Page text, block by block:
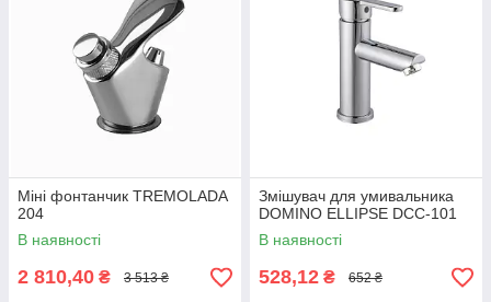
Міні фонтанчик TREMOLADA
204
В наявності
2 810,40 ₴ 3 513 ₴
Змішувач для умивальника
DOMINO ELLIPSE DCC-101
В наявності
528,12 ₴ 652 ₴